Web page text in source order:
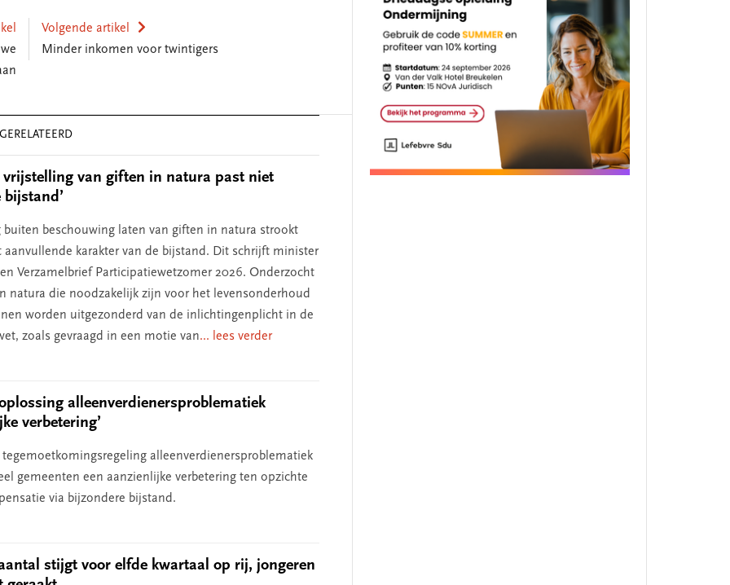
Volgende artikel
Minder inkomen voor twintigers
vrijstelling van giften in natura past niet
beschouwing laten van giften in natura strookt
karakter van de bijstand. Dit schrijft minister
Verzamelbrief Participatiewetzomer 2026. Onderzocht
natura die noodzakelijk zijn voor het levensonderhoud
worden uitgezonderd van de inlichtingenplicht in de
zoals gevraagd in een motie van... lees verder
alleenverdienersproblematiek
verbetering’
alleenverdienersproblematiek
gemeenten een aanzienlijke verbetering ten opzichte
via bijzondere bijstand.
stijgt voor elfde kwartaal op rij, jongeren